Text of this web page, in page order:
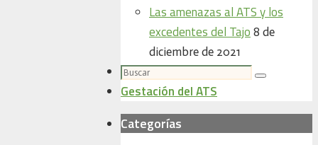
Las amenazas al ATS y los
excedentes del Tajo 8 de
diciembre de 2021
Buscar:
Buscar
Gestación del ATS
Categorías